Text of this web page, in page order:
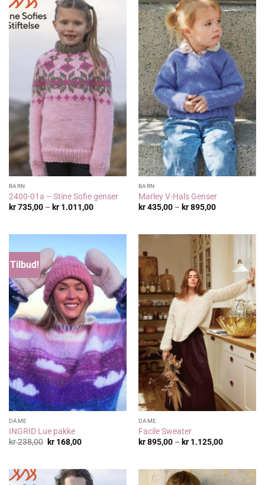
BARN
2400-01a – Stine Sofie genser
kr735,00 – kr1.011,00Prisområde:
BARN
Marley V-Hals Genser
kr435,00 – kr895,00Prisområde:
Tilbud!
DAME
INGRID Lue pakke
kr238,00 Opprinnelig
kr168,00Nåværende
DAME
Facile Sweater
kr895,00 – kr1.125,00